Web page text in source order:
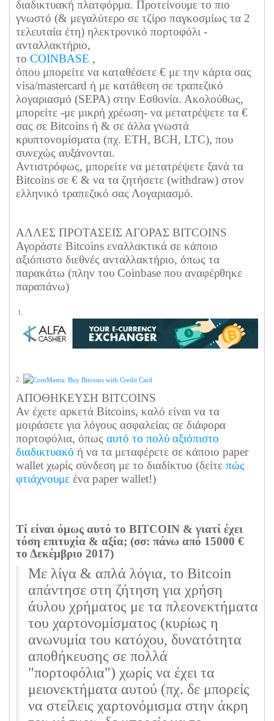
διαδικτυακή πλατφόρμα. Προτείνουμε το πιο
γνωστό (& μεγαλύτερο σε τζίρο παγκοσμίως τα 2
τελευταία έτη) ηλεκτρονικό πορτοφόλι -
ανταλλακτήριο,
το COINBASE ,
όπου μπορείτε να καταθέσετε € με την κάρτα σας
visa/mastercard ή με κατάθεση σε τραπεζικό
λογαριασμό (SEPA) στην Εσθονία. Ακολούθως,
μπορείτε -με μικρή χρέωση- να μετατρέψετε τα €
σας σε Bitcoins ή & σε άλλα γνωστά
κρυπτονομίσματα (πχ. ETH, BCH, LTC), που
συνεχώς αυξάνονται.
Αντιστρόφως, μπορείτε να μετατρέψετε ξανά τα
Bitcoins σε € & να τα ζητήσετε (withdraw) στον
ελληνικό τραπεζικό σας Λογαριασμό.
ΑΛΛΕΣ ΠΡΟΤΑΣΕΙΣ ΑΓΟΡΑΣ BITCOINS
Αγοράστε Bitcoins εναλλακτικά σε κάποιο
αξιόπιστο διεθνές ανταλλακτήριο, όπως τα
παρακάτω (πλην του Coinbase που αναφέρθηκε
παραπάνω)
1.
2.
ΑΠΟΘΗΚΕΥΣΗ BITCOINS
Αν έχετε αρκετά Bitcoins, καλό είναι να τα
μοιράσετε για λόγους ασφαλείας σε διάφορα
πορτοφόλια, όπως αυτό το πολύ αξιόπιστο
διαδικτυακό ή να τα μεταφέρετε σε κάποιο paper
wallet χωρίς σύνδεση με το διαδίκτυο (δείτε πώς
φτιάχνουμε ένα paper wallet!)
Τί είναι όμως αυτό το BITCOIN & γιατί έχει
τόση επιτυχία & αξία; (σσ: πάνω από 15000 €
το Δεκέμβριο 2017)
Με λίγα & απλά λόγια, το Bitcoin
απάντησε στη ζήτηση για χρήση
άυλου χρήματος με τα πλεονεκτήματα
του χαρτονομίσματος (κυρίως η
ανωνυμία του κατόχου, δυνατότητα
αποθήκευσης σε πολλά
"πορτοφόλια") χωρίς να έχει τα
μειονεκτήματα αυτού (πχ. δε μπορείς
να στείλεις χαρτονόμισμα στην άκρη